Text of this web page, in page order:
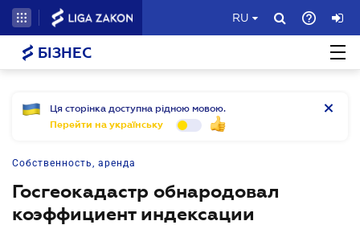
RU
БІЗНЕС
Ця сторінка доступна рідною мовою.
Перейти на українську
Собственность, аренда
Госгеокадастр обнародовал
коэффициент индексации